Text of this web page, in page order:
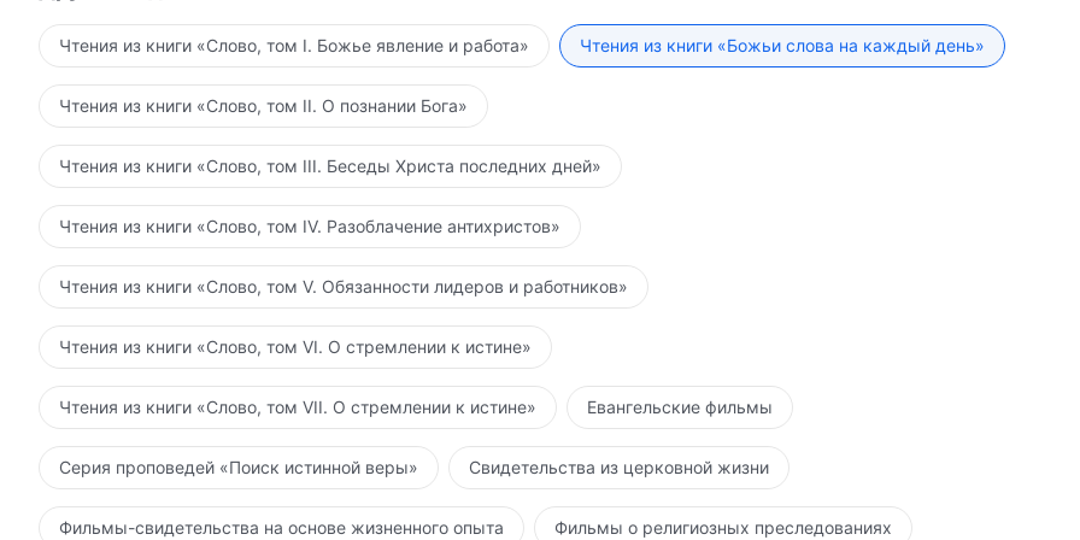
от сатанинских оков. Разве ты не пытаешься обмануть Бога? Если ты желаешь достичь состояния, в
котором твоя любовь к Богу неподдельна; если хочешь быть в полной мере обретенным Богом и стать
частью народа Царства, тогда в первую очередь ты должен стать на правильный путь веры в Бога.
Чтения из книги «Слово, том I. Божье явление и работа» Чтения из книги «Божьи слова на каждый день»
Чтения из книги «Слово, том II. О познании Бога»
Чтения из книги «Слово, том III. Беседы Христа последних дней»
Чтения из книги «Слово, том IV. Разоблачение антихристов»
Чтения из книги «Слово, том V. Обязанности лидеров и работников»
Чтения из книги «Слово, том VI. О стремлении к истине»
Чтения из книги «Слово, том VII. О стремлении к истине» Евангельские фильмы
Серия проповедей «Поиск истинной веры» Свидетельства из церковной жизни
Фильмы-свидетельства на основе жизненного опыта Фильмы о религиозных преследованиях